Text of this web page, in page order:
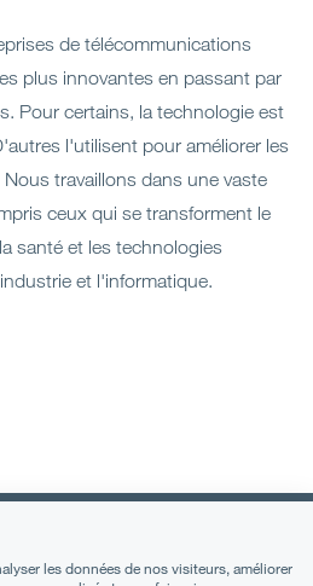
de télécommunications
plus innovantes en passant par
Pour certains, la technologie est
l'utilisent pour améliorer les
travaillons dans une vaste
ceux qui se transforment le
santé et les technologies
et l'informatique.
les données de nos visiteurs, améliorer